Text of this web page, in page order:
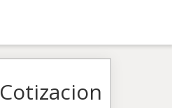
Cotizacion